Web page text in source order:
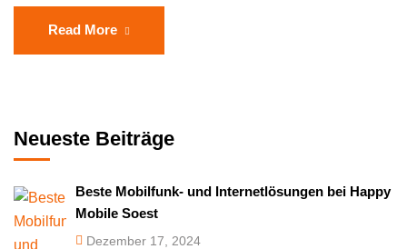
Read More
Neueste Beiträge
Beste Mobilfunk- und Internetlösungen bei Happy
Mobile Soest
Dezember 17, 2024